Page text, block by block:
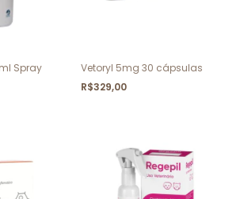
Spray
Vetoryl 5mg 30 cápsulas
R$329,00